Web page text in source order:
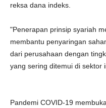
reksa dana indeks.
"Penerapan prinsip syariah
membantu penyaringan
dari perusahaan dengan
yang sering ditemui di sektor
Pandemi COVID-19